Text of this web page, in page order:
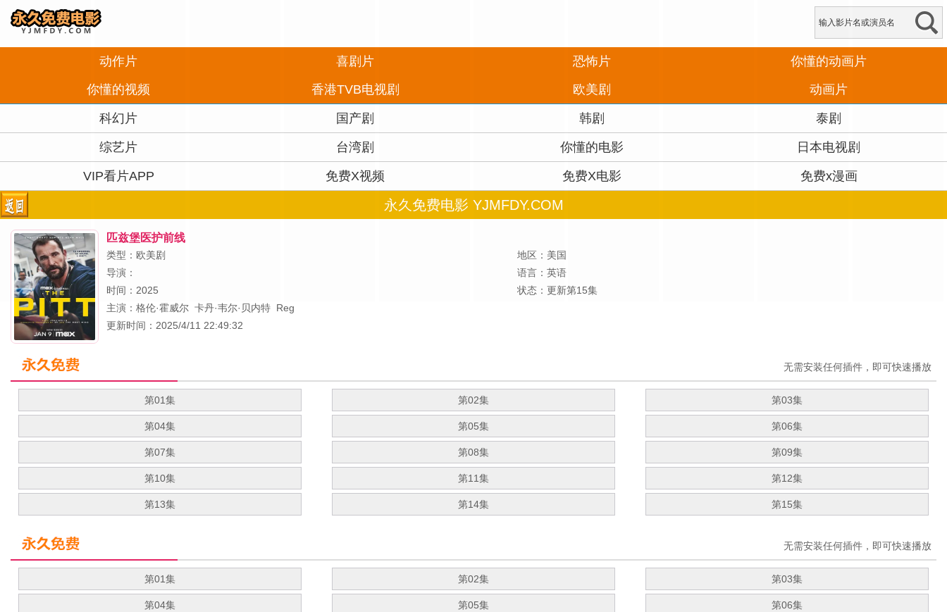
动作片 喜剧片 恐怖片
你懂的动画片
你懂的视频
香港TVB电视剧 欧美剧 动画片
科幻片 国产剧 韩剧 泰剧
综艺片 台湾剧 你懂的电影 日本电视剧
VIP看片APP 免费X视频 免费X电影 免费x漫画
永久免费电影 YJMFDY.COM
匹兹堡医护前线
类型：欧美剧
地区：美国
导演：
语言：英语
时间：2025
状态：更新第15集
主演： 格伦·霍威尔 卡丹·韦尔·贝内特 Reg
更新时间：2025/4/11 22:49:32
无需安装任何插件，即可快速播放
第01集 第02集 第03集
第04集 第05集 第06集
第07集 第08集 第09集
第10集 第11集 第12集
第13集 第14集 第15集
无需安装任何插件，即可快速播放
第01集 第02集 第03集
第04集 第05集 第06集